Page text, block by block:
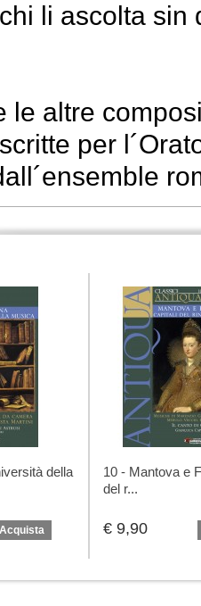
li ascolta sin
le altre
per
della
Acquista
10 - Mantova e
del r...
€ 9,90